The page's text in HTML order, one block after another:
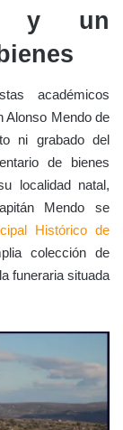
y un
académicos
Alonso Mendo de
ni grabado del
de bienes
localidad natal,
Mendo se
Histórico de
colección de
funeraria situada